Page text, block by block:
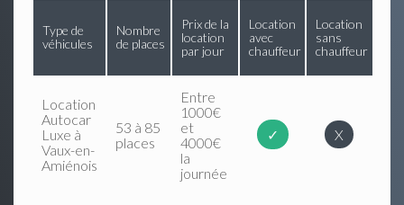
Type de
véhicules
Nombre
de places
Prix de la
location
par jour
Location
avec
chauffeur
Location
sans
chauffeur
Location
Autocar
Luxe à
Vaux-en-
Amiénois
53 à 85
places
Entre
1000€
et
4000€
la
journée
✓ X